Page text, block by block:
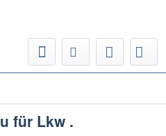
für Lkw .